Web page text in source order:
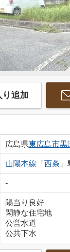
り追加
広島県東広島市黒
山陽本線 「 西条
-
陽当り良好
閑静な住宅地
公営水道
公共下水